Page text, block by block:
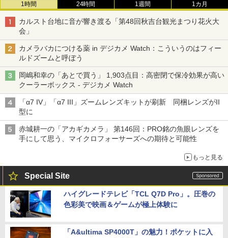
1時間 24時間 1週間 1カ月
カルスト台地に音が響き渡る「第48回秋吉台観光まつり花火大
会」
カメラバカにつける薬 in デジカメ Watch：こういうのはフィー
ルドズームと呼ぼう
岡嶋和幸の「あとで買う」 1,903点目：高密閉で保冷効果が高い
クーラーボックス - デジカメ Watch
「α7 IV」「α7 III」ズームレンズキットが刷新 同梱レンズがII
型に
赤城耕一の「アカギカメラ」 第146回：PRO銘の魚眼レンズを
手にして思う、マイクロフォーサーズへの期待と可能性
もっと見る
Special Site
ハイグレードテレビ「TCL Q7D Pro」。圧巻の
色彩美で映画＆ゲームが極上体験に
「A&ultima SP4000T」の魅力！ポケットに入